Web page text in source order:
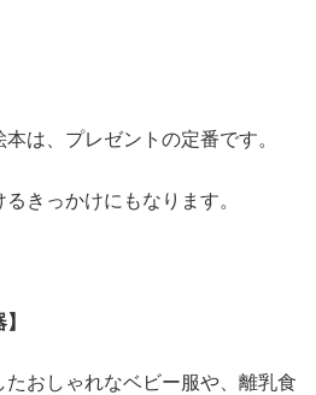
は、プレゼントの定番です。
きっかけにもなります。
おしゃれなベビー服や、離乳食